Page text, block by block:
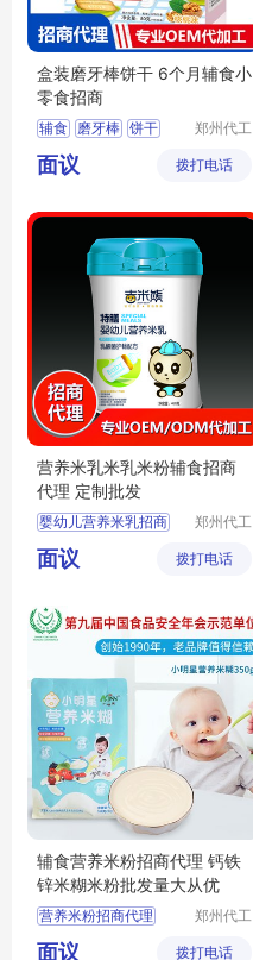
盒装磨牙棒饼干 6个月辅食小
零食招商
辅食 磨牙棒 饼干
小零食
郑州代工
技有限公
面议 拨打电话
营养米乳米乳米粉辅食招商
代理 定制批发
婴幼儿营养米乳招商
婴幼儿营养米乳代理
宝宝米乳定制
婴儿辅食批发
郑州代工
技有限公
面议 拨打电话
辅食营养米粉招商代理 钙铁
锌米糊米粉批发量大从优
营养米粉招商代理
郑州代工
技有限公
面议 拨打电话